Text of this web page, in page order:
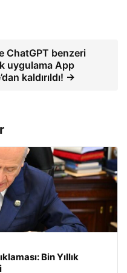
ChatGPT benzeri
uygulama App
kaldırıldı! →
Bin Yıllık